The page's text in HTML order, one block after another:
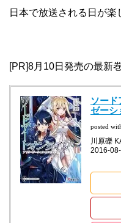
日本で放送される日が楽
[PR]8月10日発売の最新
ソード
ゼーシ
posted
川原礫
2016-